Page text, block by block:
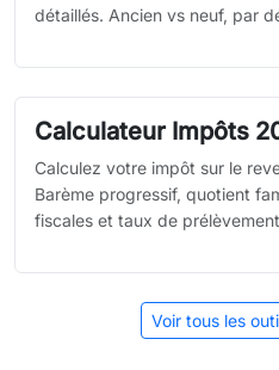
détaillés. Ancien vs neuf, par
Calculateur Impôts
Calculez votre impôt sur le
Barème progressif, quotient
fiscales et taux de
Voir tous les